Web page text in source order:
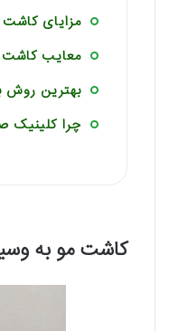
مزایای
معایب
بهترین
چرا
کاشت مو به